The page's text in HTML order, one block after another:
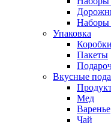
Наборы
Упаковка
Коробки
Пакеты
Вкусные
Мед
Варенье
Чай